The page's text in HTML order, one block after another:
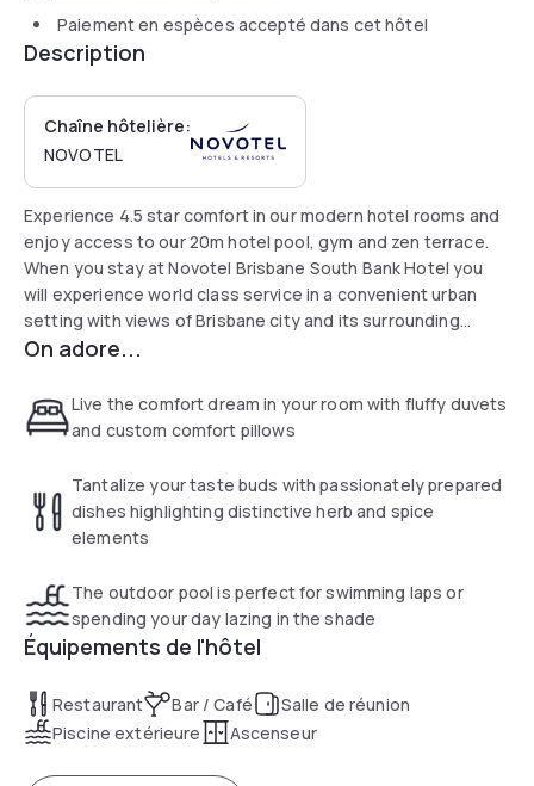
Paiement en espèces accepté dans cet hôtel
Description
Chaîne hôtelière:
NOVOTEL
Experience 4.5 star comfort in our modern hotel rooms and
enjoy access to our 20m hotel pool, gym and zen terrace.
When you stay at Novotel Brisbane South Bank Hotel you
will experience world class service in a convenient urban
setting with views of Brisbane city and its surrounding
suburbs. Our hotel is perfectly suited for business or leisure
On adore...
Live the comfort dream in your room with fluffy duvets
and custom comfort pillows
Tantalize your taste buds with passionately prepared
dishes highlighting distinctive herb and spice
elements
The outdoor pool is perfect for swimming laps or
spending your day lazing in the shade
Équipements de l'hôtel
Restaurant Bar / Café
Salle de réunion
Piscine extérieure
Ascenseur